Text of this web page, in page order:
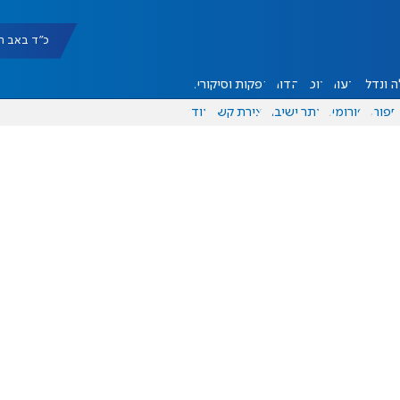
כ"ד באב תשפ"ו
ונדל"ן דעות אוכל יהדות הפקות וסיקורים
ספורט פורומים אתר ישיבה יצירת קשר עוד